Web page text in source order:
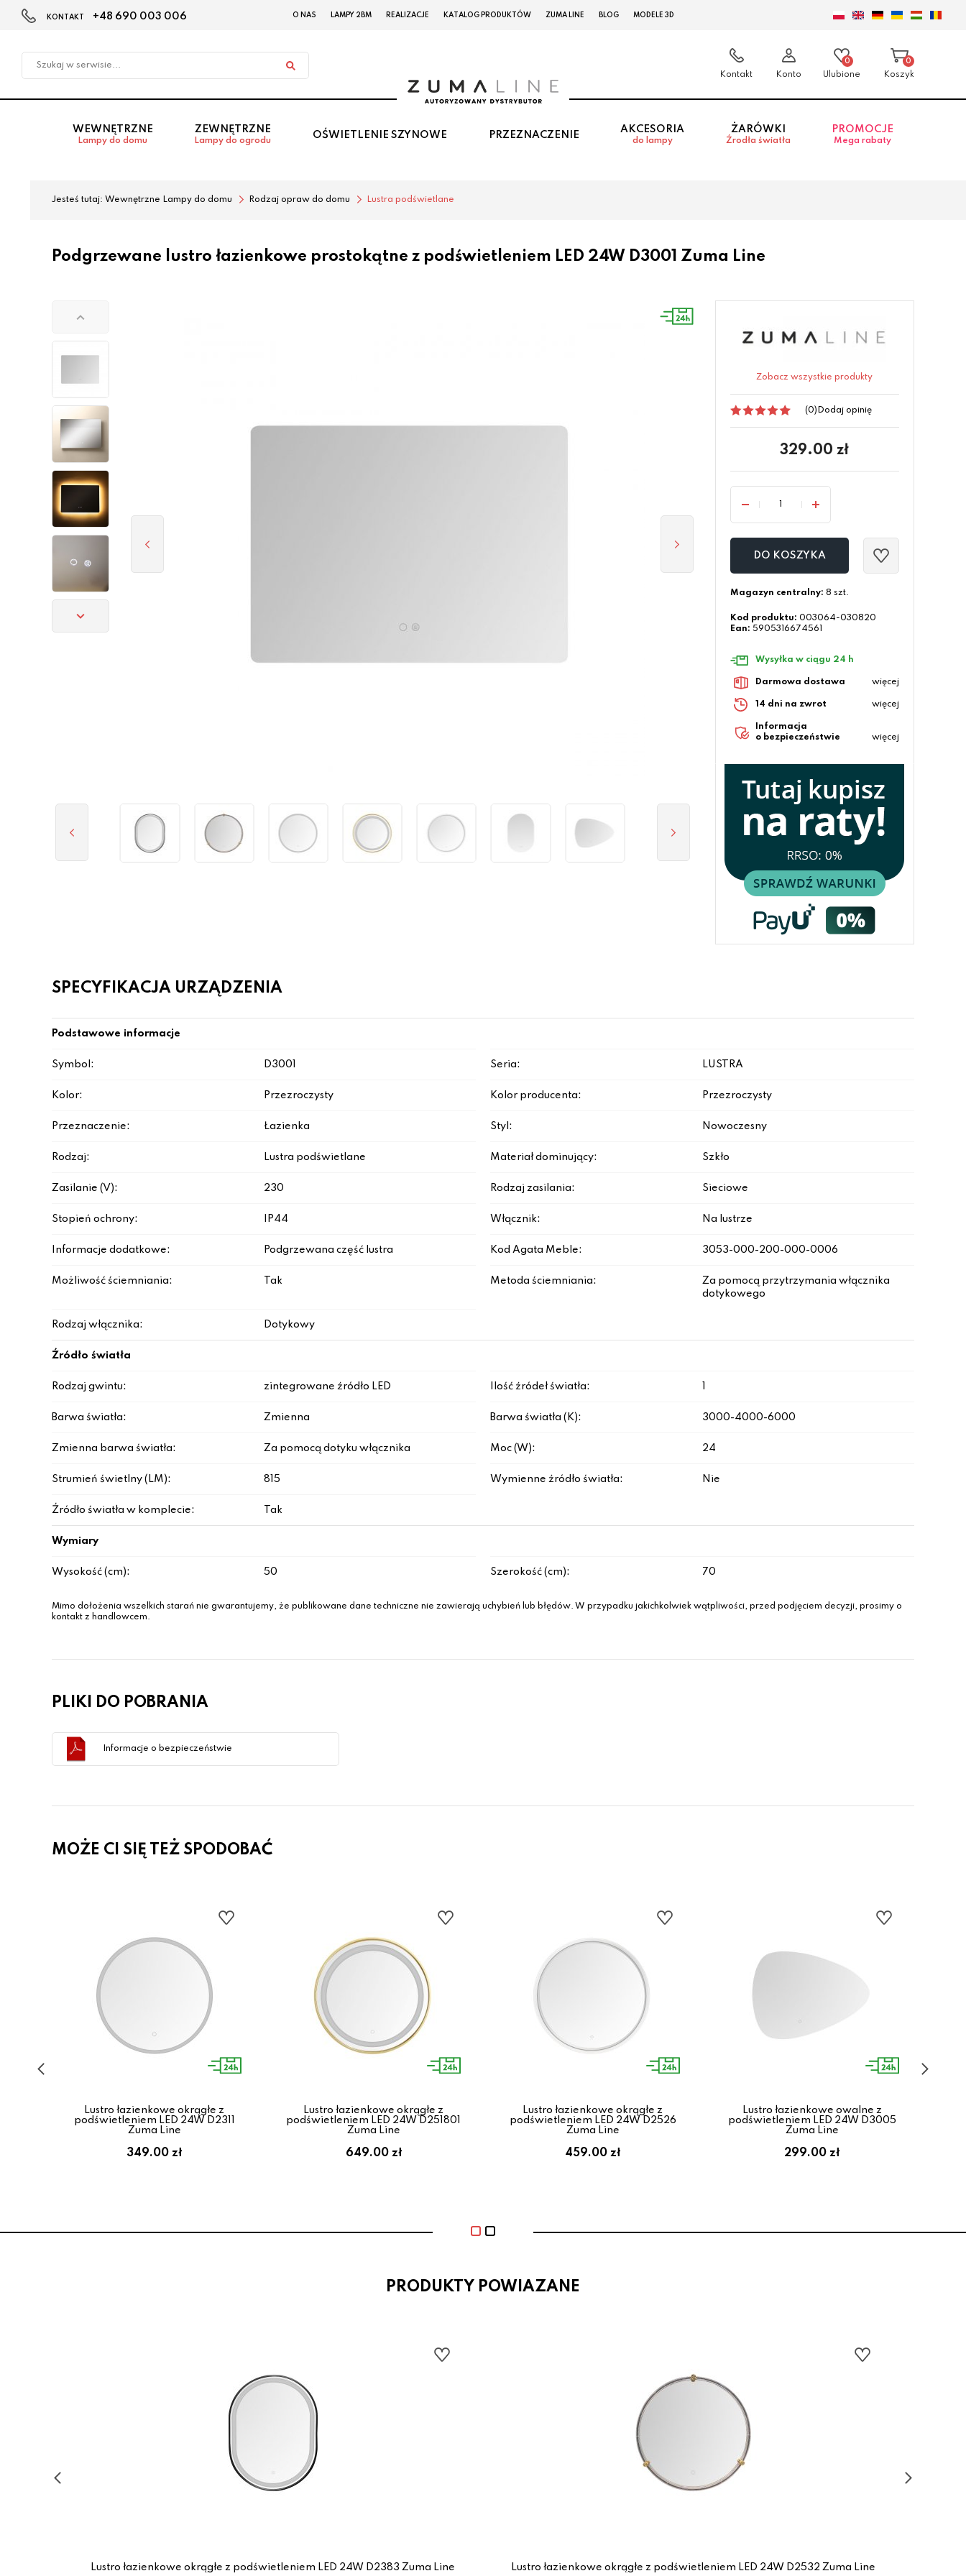
w
KONTAKT +48 690 003 006 O NAS LAMPY 2BM REALIZACJE KATALOG PRODUKTÓW ZUMA LINE BLOG MODELE 3D
Kontakt Konto
0
Ulubione
0
Koszyk
WEWNĘTRZNE
Lampy do domu
ZEWNĘTRZNE
Lampy do ogrodu
OŚWIETLENIE SZYNOWE PRZEZNACZENIE
AKCESORIA
do lampy
ŻARÓWKI
Źrodła światła
PROMOCJE
Mega rabaty
Jesteś tutaj: Wewnętrzne Lampy do domu Rodzaj opraw do domu Lustra podświetlane
Podgrzewane lustro łazienkowe prostokątne z podświetleniem LED 24W D3001 Zuma Line
Zobacz wszystkie produkty
(0) Dodaj opinię
329.00 zł
DO KOSZYKA
Magazyn centralny: 8 szt.
Kod produktu: 003064-030820
Ean: 5905316674561
Wysyłka w ciągu 24 h
Darmowa dostawa więcej
14 dni na zwrot więcej
Informacja
o bezpieczeństwie
więcej
SPECYFIKACJA URZĄDZENIA
Podstawowe informacje
Symbol: D3001 Seria: LUSTRA
Kolor: Przezroczysty Kolor producenta: Przezroczysty
Przeznaczenie: Łazienka Styl: Nowoczesny
Rodzaj: Lustra podświetlane Materiał dominujący: Szkło
Zasilanie (V): 230 Rodzaj zasilania: Sieciowe
Stopień ochrony: IP44 Włącznik: Na lustrze
Informacje dodatkowe: Podgrzewana część lustra Kod Agata Meble: 3053-000-200-000-0006
Możliwość ściemniania: Tak Metoda ściemniania:
Za pomocą przytrzymania włącznika
dotykowego
Rodzaj włącznika: Dotykowy
Źródło światła
Rodzaj gwintu: zintegrowane źródło LED Ilość źródeł światła:
Barwa światła: Zmienna Barwa światła (K): 3000-4000-6000
Zmienna barwa światła: Za pomocą dotyku włącznika Moc (W): 24
Strumień świetlny (LM): 815 Wymienne źródło światła: Nie
Źródło światła w komplecie: Tak
Wymiary
Wysokość (cm): 50 Szerokość (cm): 70
Mimo dołożenia wszelkich starań nie gwarantujemy, że publikowane dane techniczne nie zawierają uchybień lub błędów. W przypadku jakichkolwiek wątpliwości, przed podjęciem decyzji, prosimy o
kontakt z handlowcem.
PLIKI DO POBRANIA
Informacje o bezpieczeństwie
MOŻE CI SIĘ TEŻ SPODOBAĆ
Lustro łazienkowe okrągłe z
podświetleniem LED 24W D2311
Zuma Line
349.00 zł
Lustro łazienkowe okrągłe z
podświetleniem LED 24W D251801
Zuma Line
649.00 zł
Lustro łazienkowe okrągłe z
podświetleniem LED 24W D2526
Zuma Line
459.00 zł
Lustro łazienkowe owalne z
podświetleniem LED 24W D3005
Zuma Line
299.00 zł
PRODUKTY POWIAZANE
Lustro łazienkowe okrągłe z podświetleniem LED 24W D2383 Zuma Line Lustro łazienkowe okrągłe z podświetleniem LED 24W D2532 Zuma Line